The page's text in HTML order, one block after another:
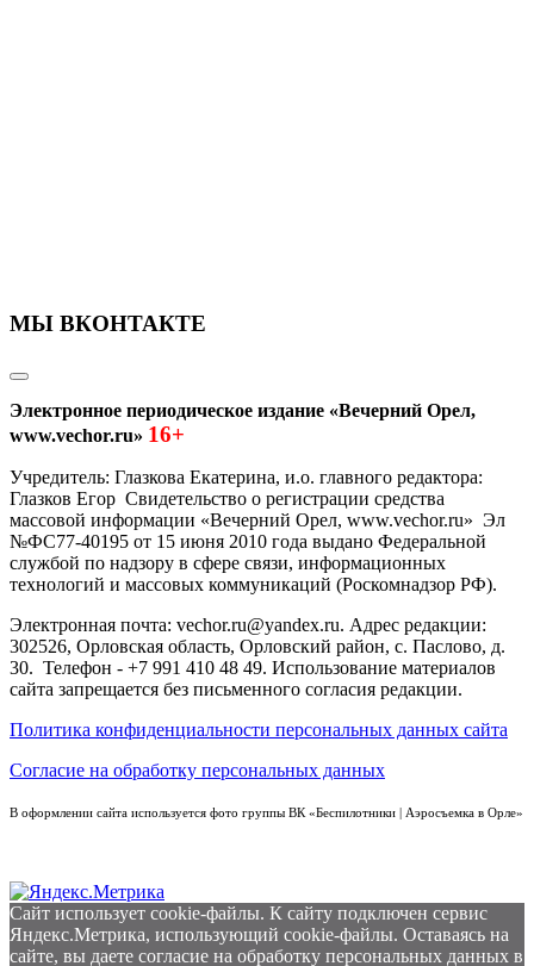
МЫ ВКОНТАКТЕ
Электронное периодическое издание «Вечерний Орел,
www.vechor.ru» 16+
Учредитель: Глазкова Екатерина, и.о. главного редактора:
Глазков Егор Свидетельство о регистрации средства
массовой информации «Вечерний Орел, www.vechor.ru» Эл
№ФС77-40195 от 15 июня 2010 года выдано Федеральной
службой по надзору в сфере связи, информационных
технологий и массовых коммуникаций (Роскомнадзор РФ).
Электронная почта: vechor.ru@yandex.ru. Адрес редакции:
302526, Орловская область, Орловский район, с. Паслово, д.
30. Телефон - +7 991 410 48 49. Использование материалов
сайта запрещается без письменного согласия редакции.
Политика конфиденциальности персональных данных сайта
Согласие на обработку персональных данных
В оформлении сайта используется фото группы ВК «Беспилотники | Аэросъемка в Орле»
Сайт использует cookie-файлы. К cайту подключен сервис
Яндекс.Метрика, использующий cookie-файлы. Оставаясь на
сайте, вы даете согласие на обработку персональных данных в